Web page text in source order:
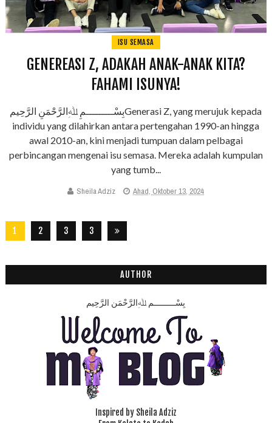
ISU SEMASA
GENEREASI Z, ADAKAH ANAK-ANAK KITA?
FAHAMI ISUNYA!
بِسْـــــــــمِ ﷲِالرَّحْمَنِ الرَّحِيمGenerasi Z, yang merujuk kepada
individu yang dilahirkan antara pertengahan 1990-an hingga
awal 2010-an, kini menjadi tumpuan dalam pelbagai
perbincangan mengenai isu semasa. Mereka adalah kumpulan
yang tumb...
Sheila Adziz Ahad, Oktober 13, 2024
1 2 3
3
AUTHOR
بِسْـــــــــمِ ﷲِالرَّحْمَنِ الرَّحِيم
Inspired by Sheila Adziz